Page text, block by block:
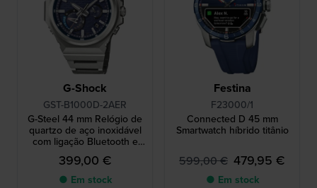
G-Shock
GST-B1000D-2AER
G-Steel 44 mm Relógio de
quartzo de aço inoxidável
com ligação Bluetooth e
alimentado a energia solar
399,00 €
● Em stock
Festina
F23000/1
Connected D 45 mm
Smartwatch híbrido titânio
599,00 € 479,95 €
● Em stock